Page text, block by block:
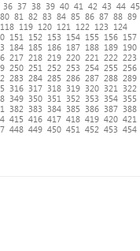
36 37 38 39 40 41 42 43 44 45
80 81 82 83 84 85 86 87 88 89
118 119 120 121 122 123
124
151 152 153 154 155 156 157
184 185 186 187 188 189 190
217 218 219 220 221 222
223
250 251 252 253 254 255
256
283 284 285 286 287 288 289
316 317 318 319 320 321
322
349 350 351 352 353 354 355
382 383 384 385 386 387 388
415 416 417 418 419 420 421
448 449 450 451 452 453 454